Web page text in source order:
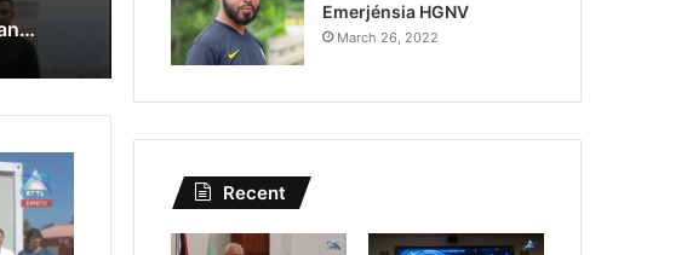
Lei Siberseguransa Ajuda Autoridade Polisiál Kaptura Autór Kriminozu ho Paradeiru Iha Estranjeiru
Emerjénsia HGNV
March 26, 2022
Recent